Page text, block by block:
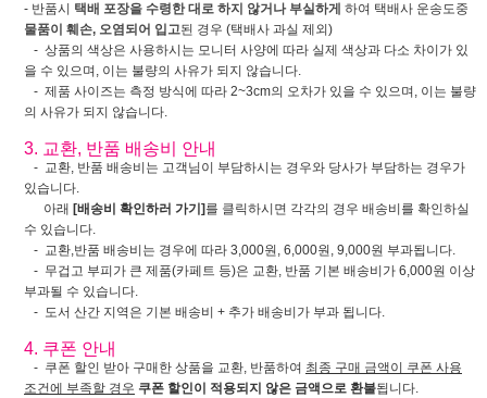
- 반품시 택배 포장을 수령한 대로 하지 않거나 부실하게 하여 택배사 운송도중
물품이 훼손, 오염되어 입고된 경우 (택배사 과실 제외)
- 상품의 색상은 사용하시는 모니터 사양에 따라 실제 색상과 다소 차이가 있
을 수 있으며, 이는 불량의 사유가 되지 않습니다.
- 제품 사이즈는 측정 방식에 따라 2~3cm의 오차가 있을 수 있으며, 이는 불량
의 사유가 되지 않습니다.
3. 교환, 반품 배송비 안내
- 교환, 반품 배송비는 고객님이 부담하시는 경우와 당사가 부담하는 경우가
있습니다.
아래 [배송비 확인하러 가기] 를 클릭하시면 각각의 경우 배송비를 확인하실
수 있습니다.
- 교환,반품 배송비는 경우에 따라 3,000원, 6,000원, 9,000원 부과됩니다.
- 무겁고 부피가 큰 제품(카페트 등)은 교환, 반품 기본 배송비가 6,000원 이상
부과될 수 있습니다.
- 도서 산간 지역은 기본 배송비 + 추가 배송비가 부과 됩니다.
4. 쿠폰 안내
- 쿠폰 할인 받아 구매한 상품을 교환, 반품하여 최종 구매 금액이 쿠폰 사용
조건에 부족할 경우 쿠폰 할인이 적용되지 않은 금액으로 환불됩니다.